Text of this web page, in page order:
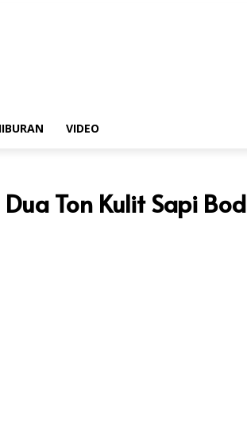
VIDEO
Ton Kulit Sapi